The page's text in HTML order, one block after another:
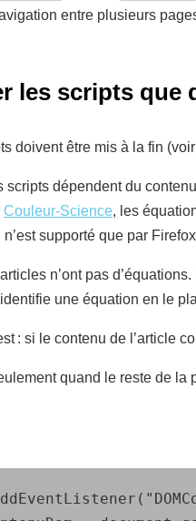
entre plusieurs
les scripts que
doivent être mis à la fin
scripts dépendent du
Couleur-Science, les
n’est supporté que par
n’ont pas
une équation en le
: si le contenu de l’article
quand le reste de la